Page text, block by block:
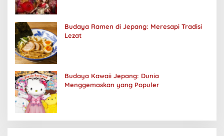
Budaya Ramen di Jepang: Meresapi Tradisi
Lezat
Budaya Kawaii Jepang: Dunia
Menggemaskan yang Populer